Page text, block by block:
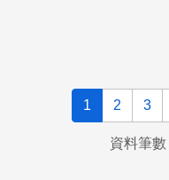
1 2 3
資料筆數